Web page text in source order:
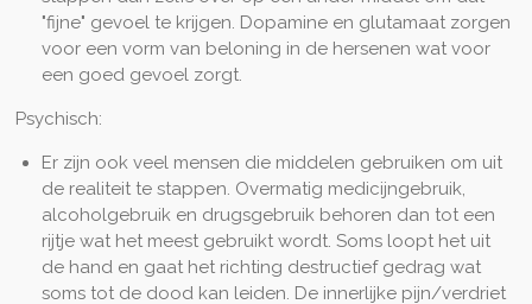
"fijne" gevoel te krijgen. Dopamine en glutamaat zorgen
voor een vorm van beloning in de hersenen wat voor
een goed gevoel zorgt.
Psychisch:
Er zijn ook veel mensen die middelen gebruiken om uit
de realiteit te stappen. Overmatig medicijngebruik,
alcoholgebruik en drugsgebruik behoren dan tot een
rijtje wat het meest gebruikt wordt. Soms loopt het uit
de hand en gaat het richting destructief gedrag wat
soms tot de dood kan leiden. De innerlijke pijn/verdriet